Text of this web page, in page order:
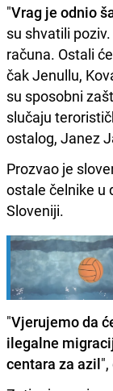
"Vrag je odnio
su shvatili
računa. Ostali
čak Jenullu,
su sposobni
slučaju
ostalog, Janez
Prozvao je
ostale čelnike u
Sloveniji.
"Vjerujemo da
ilegalne
centara za azil